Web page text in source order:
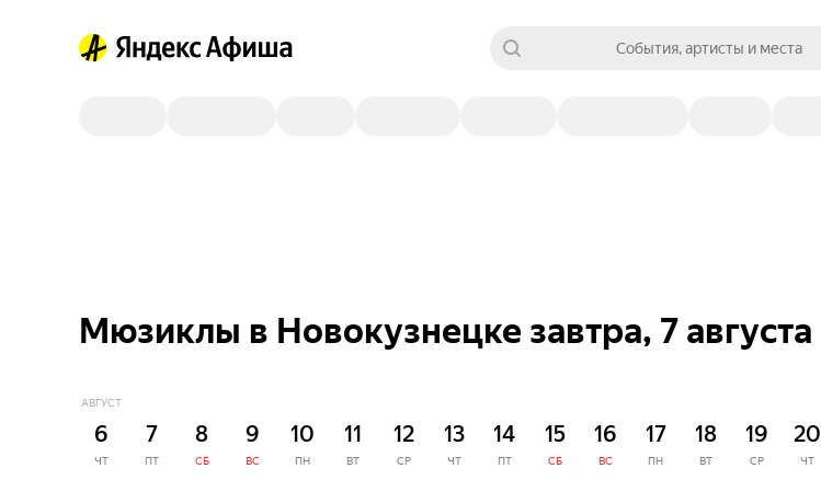
События, артисты и места
Мюзиклы в Новокузнецке завтра, 7 августа
АВГУСТ
6
ЧТ
7
ПТ
8
СБ
9
ВС
10
ПН
11
ВТ
12
СР
13
ЧТ
14
ПТ
15
СБ
16
ВС
17
ПН
18
ВТ
19
СР
20
ЧТ